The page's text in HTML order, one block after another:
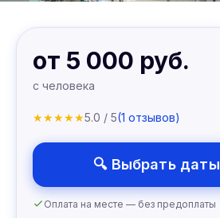
от 5 000 руб.
с человека
★★★★★5.0 / 5(1 отзывов)
🔍 Выбрать даты
Оплата на месте — без предоплаты